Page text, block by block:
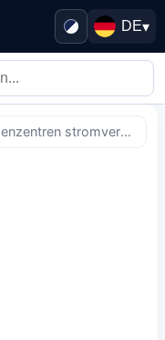
DE▾
Keyword: rechenzentren stromverbrauch